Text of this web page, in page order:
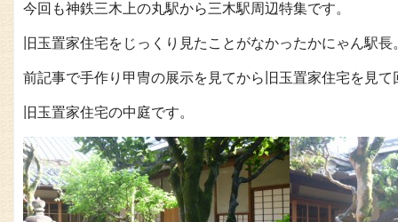
今回も神鉄三木上の丸駅から三木駅周辺特集です。
旧玉置家住宅をじっくり見たことがなかったかにゃん駅長
前記事で手作り甲冑の展示を見てから旧玉置家住宅を見て
旧玉置家住宅の中庭です。